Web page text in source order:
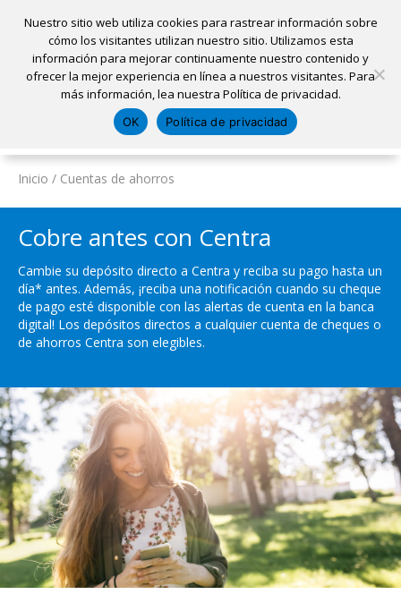
Ubicaciones Sacar una cita Solicitar un préstamo
Pagar mi préstamo Abrir una cuenta
Iniciar sesión
Inicio
Inicio / Cuentas de ahorros
Cobre antes con Centra
Cambie su depósito directo a Centra y reciba su pago hasta un
día* antes. Además, ¡reciba una notificación cuando su cheque
de pago esté disponible con las alertas de cuenta en la banca
digital! Los depósitos directos a cualquier cuenta de cheques o
de ahorros Centra son elegibles.
Nuestro sitio web utiliza cookies para rastrear información sobre
cómo los visitantes utilizan nuestro sitio. Utilizamos esta
información para mejorar continuamente nuestro contenido y
ofrecer la mejor experiencia en línea a nuestros visitantes. Para
más información, lea nuestra Política de privacidad.
OK Política de privacidad